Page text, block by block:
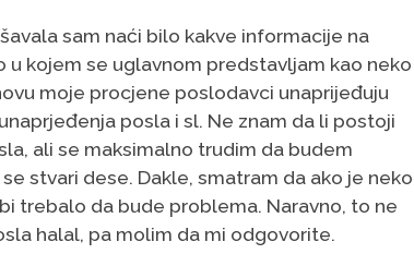
sam naći bilo kakve informacije na
u kojem se uglavnom predstavljam kao neko
moje procjene poslodavci unaprijeđuju
posla i sl. Ne znam da li postoji
ali se maksimalno trudim da budem
stvari dese. Dakle, smatram da ako je neko
trebalo da bude problema. Naravno, to ne
halal, pa molim da mi odgovorite.